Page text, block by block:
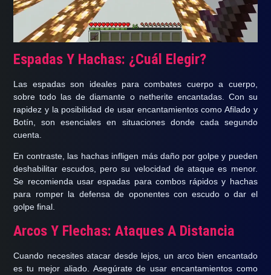
Espadas Y Hachas: ¿Cuál Elegir?
Las espadas son ideales para combates cuerpo a cuerpo,
sobre todo las de diamante o netherite encantadas. Con su
rapidez y la posibilidad de usar encantamientos como Afilado y
Botín, son esenciales en situaciones donde cada segundo
cuenta.
En contraste, las hachas infligen más daño por golpey pueden
deshabilitar escudos, pero su velocidad de ataque es menor.
Se recomienda usar espadas para combos rápidos y hachas
para romper la defensa de oponentes con escudo o dar el
golpe final.
Arcos Y Flechas: Ataques A Distancia
Cuando necesites atacar desde lejos, un arco bien encantado
es tu mejor aliado. Asegúrate de usar encantamientos como